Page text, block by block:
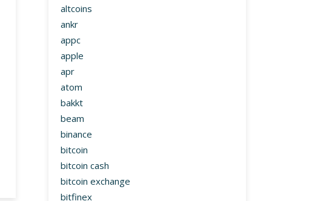
altcoins
ankr
appc
apple
apr
atom
bakkt
beam
binance
bitcoin
bitcoin cash
bitcoin exchange
bitfinex